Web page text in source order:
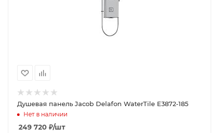
Душевая панель Jacob Delafon WaterTile E3872-185
Нет в наличии
249 720 ₽/шт